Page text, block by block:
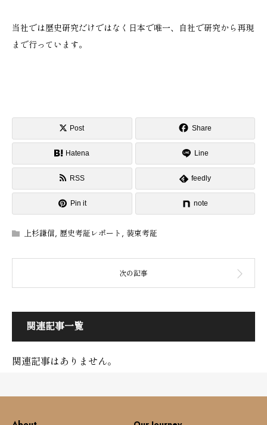
当社では歴史研究だけではなく日本で唯一、自社で研究から再現
まで行っています。
Post Share
Hatena Line
RSS feedly
Pin it note
上杉謙信, 歴史考証レポート , 装束考証
関連記事一覧
関連記事はありません。